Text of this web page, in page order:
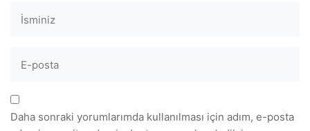
Daha sonraki yorumlarımda kullanılması için adım, e-posta